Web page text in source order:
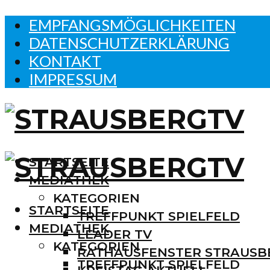
EMPFANGSMÖGLICHKEITEN
DATENSCHUTZERKLÄRUNG
KONTAKT
IMPRESSUM
STARTSEITE
MEDIATHEK
KATEGORIEN
TREFFPUNKT SPIELFELD
LEADER TV
RATHAUSFENSTER
STARTSEITE
MEDIATHEK
KATEGORIEN
TREFFPUNKT SPIELFELD